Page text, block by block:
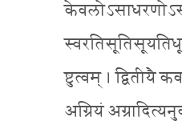
ष्टुत्वम् । द्वितीयै
अग्रियं